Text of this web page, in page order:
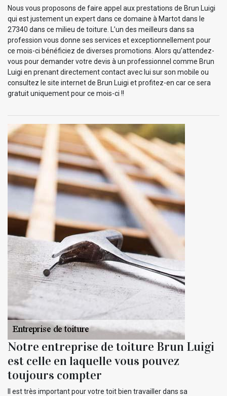
Nous vous proposons de faire appel aux prestations de Brun Luigi
qui est justement un expert dans ce domaine à Martot dans le
27340 dans ce milieu de toiture. L’un des meilleurs dans sa
profession vous donne ses services et exceptionnellement pour
ce mois-ci bénéficiez de diverses promotions. Alors qu’attendez-
vous pour demander votre devis à un professionnel comme Brun
Luigi en prenant directement contact avec lui sur son mobile ou
consultez le site internet de Brun Luigi et profitez-en car ce sera
gratuit uniquement pour ce mois-ci !!
Notre entreprise de toiture Brun Luigi
est celle en laquelle vous pouvez
toujours compter
Il est très important pour votre toit bien travailler dans sa